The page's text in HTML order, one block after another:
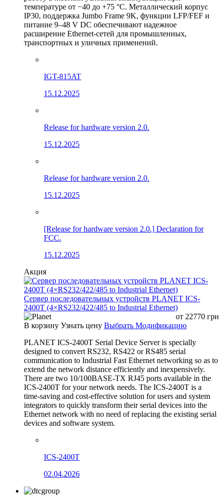
температуре от −40 до +75 °C. Металлический корпус
IP30, поддержка Jumbo Frame 9K, функции LFP/FEF и
питание 9–48 V DC обеспечивают надежное
расширение Ethernet-сетей для промышленных,
транспортных и уличных применений.
IGT-815AT
15.12.2025
Release for hardware version 2.0.
15.12.2025
Release for hardware version 2.0.
15.12.2025
[Release for hardware version 2.0.] Declaration for
FCC.
15.12.2025
Акция
Сервер последовательных устройств PLANET ICS-
2400T (4×RS232/422/485 to Industrial Ethernet)
от 22770 грн
В корзину Узнать цену Выбрать Модификацию
PLANET ICS-2400T Serial Device Server is specially
designed to convert RS232, RS422 or RS485 serial
communication to Industrial Fast Ethernet networking so as to
extend the network distance efficiently and inexpensively.
There are two 10/100BASE-TX RJ45 ports available in the
ICS-2400T for your network needs. The ICS-2400T is a
time-saving and cost-effective solution for users and system
integrators to quickly transform their serial devices into the
Ethernet network with no need of replacing the existing serial
devices and software system.
ICS-2400T
02.04.2026